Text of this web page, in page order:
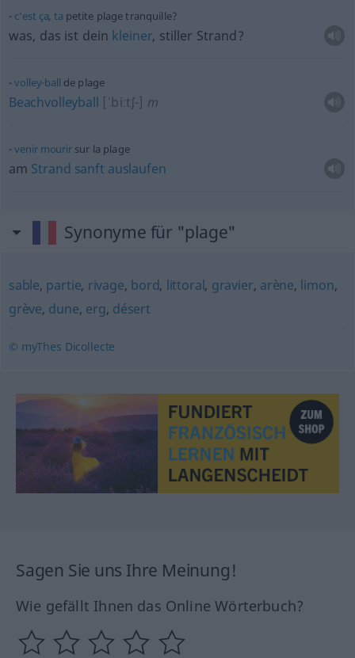
c’est ça, ta petite plage tranquille?
was, das ist dein kleiner, stiller Strand?
volley-ball de plage
Beachvolleyball [ˈbiːtʃ-] m
venir mourirsur la plage
am Strand sanft auslaufen
Synonyme für "plage"
sable, partie, rivage, bord, littoral, gravier, arène, limon,
grève, dune, erg, désert
© myThes Dicollecte
Sagen Sie uns Ihre Meinung!
Wie gefällt Ihnen das Online Wörterbuch?